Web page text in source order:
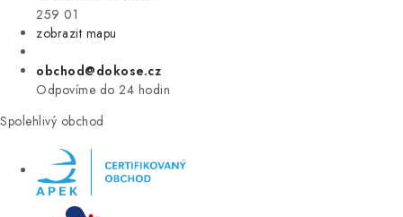
259 01
zobrazit mapu
obchod@dokose.cz
Odpovíme do 24 hodin
Spolehlivý obchod
ZNAČKY
Úvod Kontakt Blog
Moje objednávka